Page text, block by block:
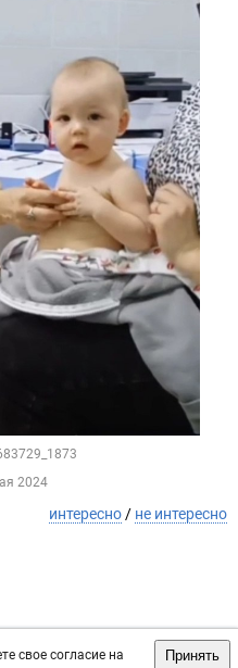
свое согласие на
Принять
2024
интересно / не интересно